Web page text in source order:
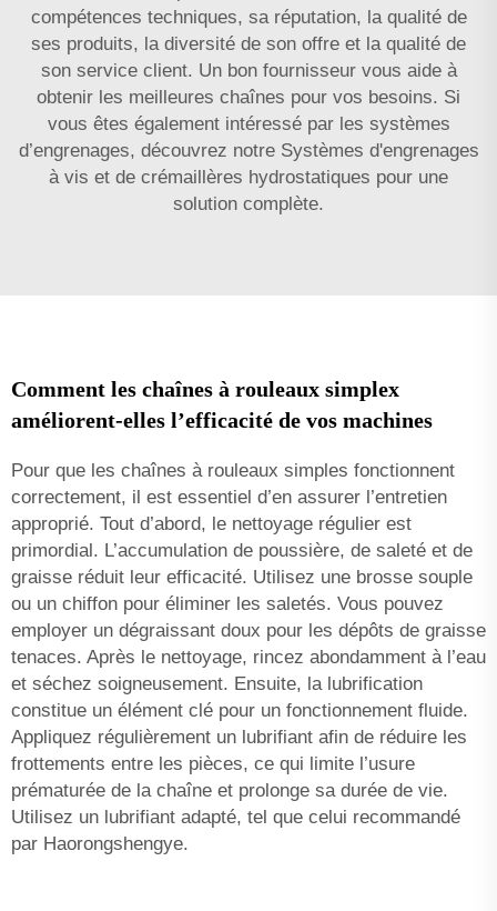
compétences techniques, sa réputation, la qualité de
ses produits, la diversité de son offre et la qualité de
son service client. Un bon fournisseur vous aide à
obtenir les meilleures chaînes pour vos besoins. Si
vous êtes également intéressé par les systèmes
d’engrenages, découvrez notre Systèmes d'engrenages
à vis et de crémaillères hydrostatiques pour une
solution complète.
Comment les chaînes à rouleaux simplex
améliorent-elles l’efficacité de vos machines
Pour que les chaînes à rouleaux simples fonctionnent
correctement, il est essentiel d’en assurer l’entretien
approprié. Tout d’abord, le nettoyage régulier est
primordial. L’accumulation de poussière, de saleté et de
graisse réduit leur efficacité. Utilisez une brosse souple
ou un chiffon pour éliminer les saletés. Vous pouvez
employer un dégraissant doux pour les dépôts de graisse
tenaces. Après le nettoyage, rincez abondamment à l’eau
et séchez soigneusement. Ensuite, la lubrification
constitue un élément clé pour un fonctionnement fluide.
Appliquez régulièrement un lubrifiant afin de réduire les
frottements entre les pièces, ce qui limite l’usure
prématurée de la chaîne et prolonge sa durée de vie.
Utilisez un lubrifiant adapté, tel que celui recommandé
par Haorongshengye.